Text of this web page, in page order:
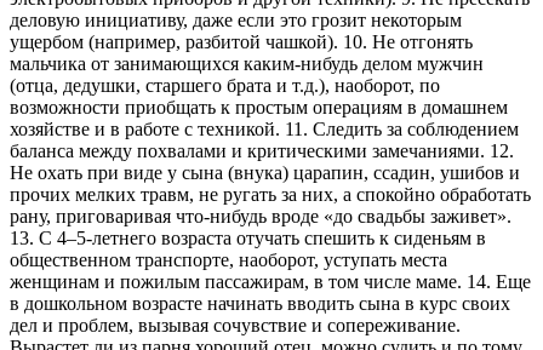
деловую инициативу, даже если это грозит некоторым
ущербом (например, разбитой чашкой). 10. Не отгонять
мальчика от занимающихся каким-нибудь делом мужчин
(отца, дедушки, старшего брата и т.д.), наоборот, по
возможности приобщать к простым операциям в домашнем
хозяйстве и в работе с техникой. 11. Следить за соблюдением
баланса между похвалами и критическими замечаниями. 12.
Не охать при виде у сына (внука) царапин, ссадин, ушибов и
прочих мелких травм, не ругать за них, а спокойно обработать
рану, приговаривая что-нибудь вроде «до свадьбы заживет».
13. С 4–5-летнего возраста отучать спешить к сиденьям в
общественном транспорте, наоборот, уступать места
женщинам и пожилым пассажирам, в том числе маме. 14. Еще
в дошкольном возрасте начинать вводить сына в курс своих
дел и проблем, вызывая сочувствие и сопереживание.